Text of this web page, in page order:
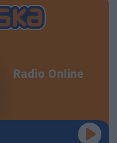
Radio Online